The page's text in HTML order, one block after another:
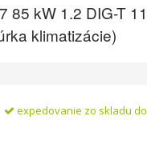
85 kW 1.2 DIG-T
klimatizácie)
expedovanie zo skladu